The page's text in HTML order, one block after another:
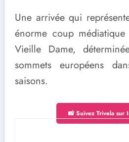
Une arrivée qui
énorme coup
Vieille Dame,
sommets européens
saisons.
📸 Suivez Trivela sur